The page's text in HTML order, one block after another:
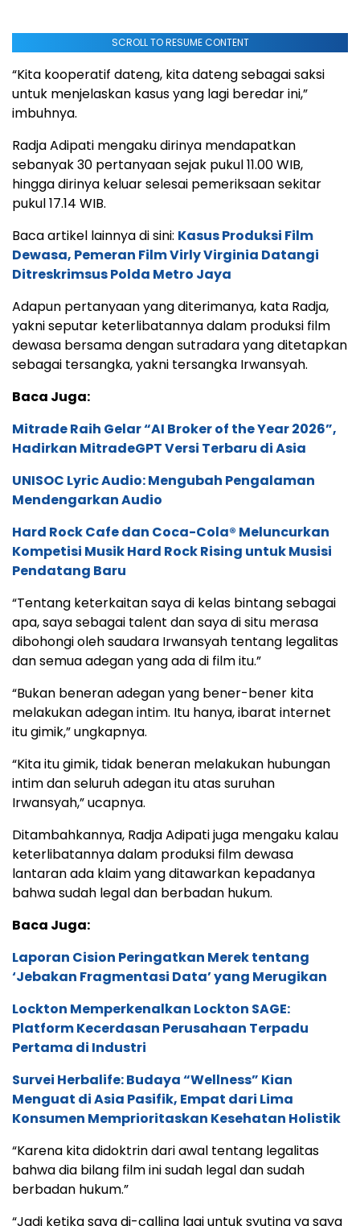
SCROLL TO RESUME CONTENT
“Kita kooperatif dateng, kita dateng sebagai saksi
untuk menjelaskan kasus yang lagi beredar ini,”
imbuhnya.
Radja Adipati mengaku dirinya mendapatkan
sebanyak 30 pertanyaan sejak pukul 11.00 WIB,
hingga dirinya keluar selesai pemeriksaan sekitar
pukul 17.14 WIB.
Baca artikel lainnya di sini: Kasus Produksi Film
Dewasa, Pemeran Film Virly Virginia Datangi
Ditreskrimsus Polda Metro Jaya
Adapun pertanyaan yang diterimanya, kata Radja,
yakni seputar keterlibatannya dalam produksi film
dewasa bersama dengan sutradara yang ditetapkan
sebagai tersangka, yakni tersangka Irwansyah.
Baca Juga:
Mitrade Raih Gelar “AI Broker of the Year 2026”,
Hadirkan MitradeGPT Versi Terbaru di Asia
UNISOC Lyric Audio: Mengubah Pengalaman
Mendengarkan Audio
Hard Rock Cafe dan Coca-Cola® Meluncurkan
Kompetisi Musik Hard Rock Rising untuk Musisi
Pendatang Baru
“Tentang keterkaitan saya di kelas bintang sebagai
apa, saya sebagai talent dan saya di situ merasa
dibohongi oleh saudara Irwansyah tentang legalitas
dan semua adegan yang ada di film itu.”
“Bukan beneran adegan yang bener-bener kita
melakukan adegan intim. Itu hanya, ibarat internet
itu gimik,” ungkapnya.
“Kita itu gimik, tidak beneran melakukan hubungan
intim dan seluruh adegan itu atas suruhan
Irwansyah,” ucapnya.
Ditambahkannya, Radja Adipati juga mengaku kalau
keterlibatannya dalam produksi film dewasa
lantaran ada klaim yang ditawarkan kepadanya
bahwa sudah legal dan berbadan hukum.
Baca Juga:
Laporan Cision Peringatkan Merek tentang
‘Jebakan Fragmentasi Data’ yang Merugikan
Lockton Memperkenalkan Lockton SAGE:
Platform Kecerdasan Perusahaan Terpadu
Pertama di Industri
Survei Herbalife: Budaya “Wellness” Kian
Menguat di Asia Pasifik, Empat dari Lima
Konsumen Memprioritaskan Kesehatan Holistik
“Karena kita didoktrin dari awal tentang legalitas
bahwa dia bilang film ini sudah legal dan sudah
berbadan hukum.”
“Jadi ketika saya di-calling lagi untuk syuting ya saya